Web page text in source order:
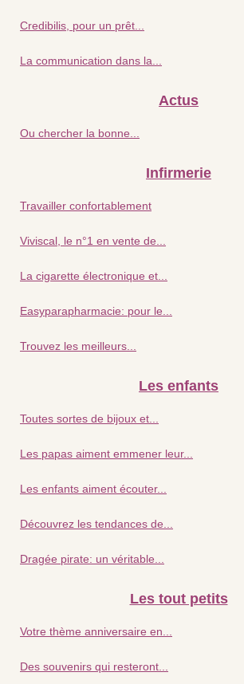
Credibilis, pour un prêt...
La communication dans la...
Actus
Ou chercher la bonne...
Infirmerie
Travailler confortablement
Viviscal, le n°1 en vente de...
La cigarette électronique et...
Easyparapharmacie: pour le...
Trouvez les meilleurs...
Les enfants
Toutes sortes de bijoux et...
Les papas aiment emmener leur...
Les enfants aiment écouter...
Découvrez les tendances de...
Dragée pirate: un véritable...
Les tout petits
Votre thème anniversaire en...
Des souvenirs qui resteront...